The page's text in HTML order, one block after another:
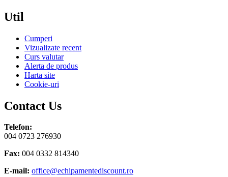
Util
Cumperi
Vizualizate recent
Curs valutar
Alerta de produs
Harta site
Cookie-uri
Contact Us
Telefon:
004 0723 276930
Fax: 004 0332 814340
E-mail: office@echipamentediscount.ro